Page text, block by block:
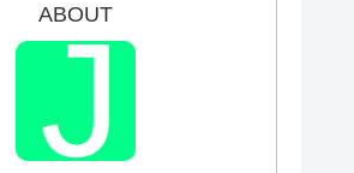
レビ番...
約束...
ABOUT